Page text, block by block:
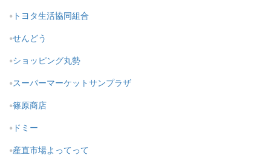
トヨタ生活協同組合
せんどう
ショッピング丸勢
スーパーマーケットサンプラザ
篠原商店
ドミー
産直市場よってって